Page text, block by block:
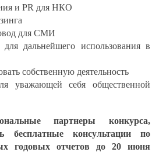
и PR для НКО
для СМИ
дальнейшего использования в
собственную деятельность
уважающей себя общественной
партнеры конкурса,
бесплатные консультации по
годовых отчетов до 20 июня